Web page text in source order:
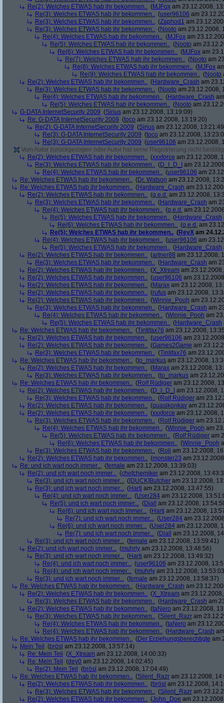
Re(2): Welches ETWAS hab ihr bekommen.. (MJFox am 23.12.2008,
Re(3): Welches ETWAS hab ihr bekommen.. (user96106 am
Re(3): Welches ETWAS hab ihr bekommen.. (Zaphod1 am
Re(3): Welches ETWAS hab ihr bekommen.. (Nooto am 23.12.2008,
Re(4): Welches ETWAS hab ihr bekommen.. (MJFox am
Re(5): Welches ETWAS hab ihr bekommen.. (Nooto am
Re(6): Welches ETWAS hab ihr bekommen.. (MJFox am
Re(7): Welches ETWAS hab ihr bekommen.. (Nooto am
Re(8): Welches ETWAS hab ihr bekommen.. (MJFox
Re(9): Welches ETWAS hab ihr bekommen.. (Nooto
Re(2): Welches ETWAS hab ihr bekommen.. (Hardware_Crash am
Re(3): Welches ETWAS hab ihr bekommen.. (Nooto am 23.12.2008,
Re(4): Welches ETWAS hab ihr bekommen.. (Hardware_Crash
Re(5): Welches ETWAS hab ihr bekommen.. (Nooto am
G-DATA InternetSecurity 2009 (Sirius am 23.12.2008, 13:19:09)
Re: G-DATA InternetSecurity 2009 (toco am 23.12.2008, 13:19:20)
Re(2): G-DATA InternetSecurity 2009 (Sirius am 23.12.2008,
Re(3): G-DATA InternetSecurity 2009 (toco am 23.12.2008,
Re(3): G-DATA InternetSecurity 2009 (user96106 am 23.12.2008,
Vom Autor zurückgezogen oder Autor hat seine Registrierung nicht
Re(2): Welches ETWAS hab ihr bekommen.. (xxxforce am 23.12.2008,
Re(3): Welches ETWAS hab ihr bekommen.. (D_I_D_I
am
Re(4): Welches ETWAS hab ihr bekommen.. (user96106 am
Re: Welches ETWAS hab ihr bekommen.. (Dr. Watson am 23.12.2008,
Re: Welches ETWAS hab ihr bekommen.. (Hardware_Crash am
Re(2): Welches ETWAS hab ihr bekommen.. (q.e.d. am 23.12.2008,
Re(3): Welches ETWAS hab ihr bekommen.. (Hardware_Crash am
Re(4): Welches ETWAS hab ihr bekommen.. (q.e.d. am
Re(5): Welches ETWAS hab ihr bekommen.. (Hardware_Crash
Re(6): Welches ETWAS hab ihr bekommen.. (q.e.d. am
Re(5): Welches ETWAS hab ihr bekommen.. (RevX am
Re(4): Welches ETWAS hab ihr bekommen.. (user96106 am
Re(5): Welches ETWAS hab ihr bekommen.. (Hardware_Crash
Re(2): Welches ETWAS hab ihr bekommen.. (artner88 am 23.12.2008,
Re(3): Welches ETWAS hab ihr bekommen.. (Hardware_Crash am
Re(2): Welches ETWAS hab ihr bekommen.. (X_Xtream am
Re(2): Welches ETWAS hab ihr bekommen.. (user96106 am
Re(2): Welches ETWAS hab ihr bekommen.. (Marax am 23.12.2008,
Re(2): Welches ETWAS hab ihr bekommen.. (rufus am 23.12.2008,
Re(2): Welches ETWAS hab ihr bekommen.. (Winnie_Pooh am
Re(3): Welches ETWAS hab ihr bekommen.. (Hardware_Crash am
Re(4): Welches ETWAS hab ihr bekommen.. (Winnie_Pooh am
Re(5): Welches ETWAS hab ihr bekommen.. (Hardware_Crash
Re: Welches ETWAS hab ihr bekommen.. (Tintifax76 am 23.12.2008,
Re(2): Welches ETWAS hab ihr bekommen.. (user96106 am
Re(2): Welches ETWAS hab ihr bekommen.. (Games2Game am
Re(3): Welches ETWAS hab ihr bekommen.. (Tintifax76 am
Re: Welches ETWAS hab ihr bekommen.. (to_markus am 23.12.2008,
Re(2): Welches ETWAS hab ihr bekommen.. (Marax am 23.12.2008,
Re(3): Welches ETWAS hab ihr bekommen.. (to_markus am
Re: Welches ETWAS hab ihr bekommen.. (Rolf Rüdiger am 23.12.2008,
Re(2): Welches ETWAS hab ihr bekommen.. (D_I_D_I
am 23.12.2008,
Re(3): Welches ETWAS hab ihr bekommen.. (Rolf Rüdiger am
Re(2): Welches ETWAS hab ihr bekommen.. (quasikonkav am
Re(2): Welches ETWAS hab ihr bekommen.. (xxxforce am 23.12.2008,
Re(3): Welches ETWAS hab ihr bekommen.. (Rolf Rüdiger am
Re(4): Welches ETWAS hab ihr bekommen.. (Winnie_Pooh am
Re(5): Welches ETWAS hab ihr bekommen.. (Rolf Rüdiger am
Re(6): Welches ETWAS hab ihr bekommen.. (Winnie_Pooh
Re(3): Welches ETWAS hab ihr bekommen.. (Roli am 23.12.2008,
Re(2): Welches ETWAS hab ihr bekommen.. (monster23 am
Re: und ich wart noch immer... (female am 23.12.2008, 13:39:03)
Re(2): und ich wart noch immer... (chefchemiker am 23.12.2008,
Re(3): und ich wart noch immer... ([DUCK]Butcher am 23.12.2008,
Re(3): und ich wart noch immer... (Harti am 23.12.2008, 13:47:55)
Re(4): und ich wart noch immer... (User284 am 23.12.2008,
Re(5): und ich wart noch immer... (Diall
am 23.12.2008,
Re(6): und ich wart noch immer... (Harti am 23.12.2008,
Re(7): und ich wart noch immer... (User284 am
Re(6): und ich wart noch immer... (User284 am 23.12.2008,
Re(7): und ich wart noch immer... (Diall
am 23.12.2008,
Re(3): und ich wart noch immer... (female am 23.12.2008, 13:59:41)
Re(2): und ich wart noch immer... (muhrly am 23.12.2008, 13:48:56)
Re(3): und ich wart noch immer... (Harti am 23.12.2008, 13:49:32)
Re(4): und ich wart noch immer... (user96106 am 23.12.2008,
Re(4): und ich wart noch immer... (muhrly am 23.12.2008,
Re(3): und ich wart noch immer... (female am 23.12.2008, 13:58:37)
Re: Welches ETWAS hab ihr bekommen.. (Hardware_Crash am
Re(2): Welches ETWAS hab ihr bekommen.. (X_Xtream am
Re(3): Welches ETWAS hab ihr bekommen.. (Hardware_Crash am
Re(2): Welches ETWAS hab ihr bekommen.. (taNero am 23.12.2008,
Re(3): Welches ETWAS hab ihr bekommen.. (Silent_Razr am
Re(4): Welches ETWAS hab ihr bekommen.. (taNero am
Re(4): Welches ETWAS hab ihr bekommen.. (Hardware_Crash
Re: Welches ETWAS hab ihr bekommen.. (Der Erziehungsberechtigte am
Mein Teil
(brösl am 23.12.2008, 13:57:14)
Re: Mein Teil
(X_Xtream am 23.12.2008, 14:00:33)
Re: Mein Teil
(dev0 am 23.12.2008, 14:02:45)
Re(2): Mein Teil
(brösl am 23.12.2008, 17:04:49)
Re: Welches ETWAS hab ihr bekommen.. (Silent_Razr am 23.12.2008,
Re(2): Welches ETWAS hab ihr bekommen.. (brösl am 23.12.2008,
Re(3): Welches ETWAS hab ihr bekommen.. (Silent_Razr am
Re(2): Welches ETWAS hab ihr bekommen.. (John_Doe am